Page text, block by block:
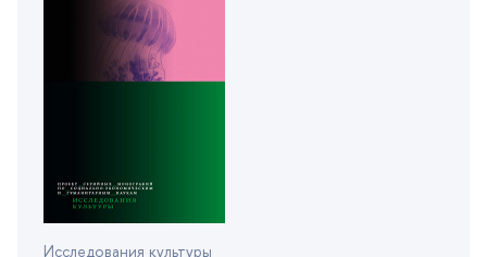
Исследования культуры